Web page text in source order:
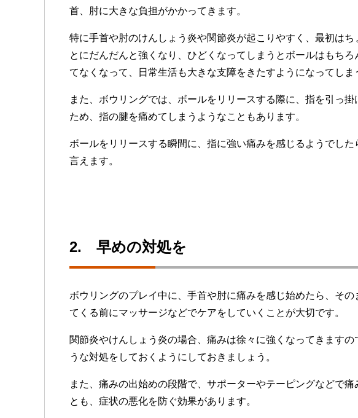
首、肘に大きな負担がかかってきます。
特に手首や肘のけんしょう炎や関節炎が起こりやすく、最初は
とにだんだんと強くなり、ひどくなってしまうとボールはもち
てなくなって、日常生活も大きな支障をきたすようになってしま
また、ボウリングでは、ボールをリリースする際に、指を引っ
ため、指の腱を痛めてしまうようなこともあります。
ボールをリリースする瞬間に、指に強い痛みを感じるようでし
言えます。
2. 早めの対処を
ボウリングのプレイ中に、手首や肘に痛みを感じ始めたら、そ
てくる前にマッサージなどでケアをしていくことが大切です。
関節炎やけんしょう炎の場合、痛みは徐々に強くなってきます
うな対処をしておくようにしておきましょう。
また、痛みの出始めの段階で、サポーターやテーピングなどで
とも、症状の悪化を防ぐ効果があります。